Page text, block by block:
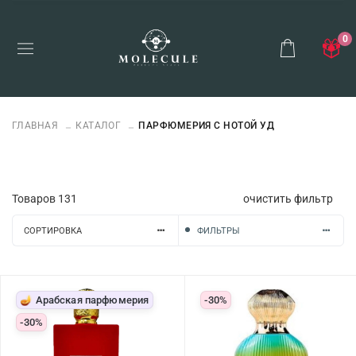
0
ГЛАВНАЯ КАТАЛОГ ПАРФЮМЕРИЯ С НОТОЙ УД
Товаров 131 очистить фильтр
СОРТИРОВКА ФИЛЬТРЫ
🪔 Арабская парфюмерия
-30%
-30%